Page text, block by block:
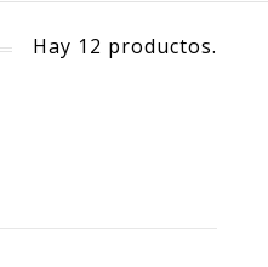
Hay 12 productos.